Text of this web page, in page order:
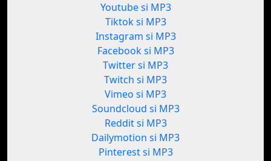
Youtube si MP3
Tiktok si MP3
Instagram si MP3
Facebook si MP3
Twitter si MP3
Twitch si MP3
Vimeo si MP3
Soundcloud si MP3
Reddit si MP3
Dailymotion si MP3
Pinterest si MP3